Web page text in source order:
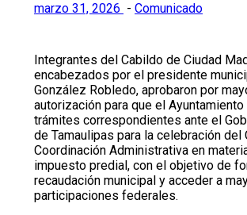
marzo 31, 2026 - Comunicado
Integrantes del Cabildo de Ciudad
encabezados por el presidente
González Robledo, aprobaron por
autorización para que el
trámites correspondientes ante el
de Tamaulipas para la celebración del
Coordinación Administrativa en
impuesto predial, con el objetivo de
recaudación municipal y acceder a
participaciones federales.